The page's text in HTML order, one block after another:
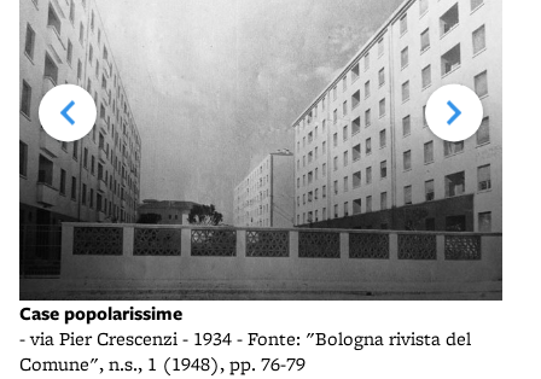
Case popolarissime
- via Pier Crescenzi - 1934 - Fonte: "Bologna rivista del
Comune", n.s., 1 (1948), pp. 76-79